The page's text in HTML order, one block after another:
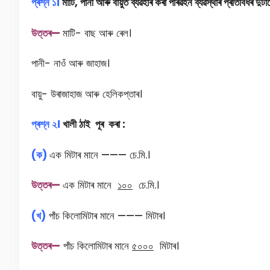
উত্তৰ— মাটি- বাছ আৰু ৰেল।
পানী- নাওঁ আৰু জাহাজ।
বায়ু- উৰাজাহাজ আৰু হেলিকপ্তাৰ।
প্ৰশ্ন ২। খালী ঠাই পূৰ কৰা :
(ক) এক মিটাৰ মানে ——— চে.মি.।
উত্তৰ— এক মিটাৰ মানে ১০০ চে.মি.।
(খ) পাঁচ কিলোমিটাৰ মানে ——— মিটাৰ।
উত্তৰ— পাঁচ কিলোমিটাৰ মানে ৫০০০ মিটাৰ।